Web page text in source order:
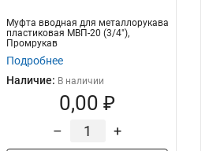
Муфта вводная для металлорукава
пластиковая МВП-20 (3/4"),
Промрукав
Подробнее
Наличие: В наличии
0,00 ₽
– +